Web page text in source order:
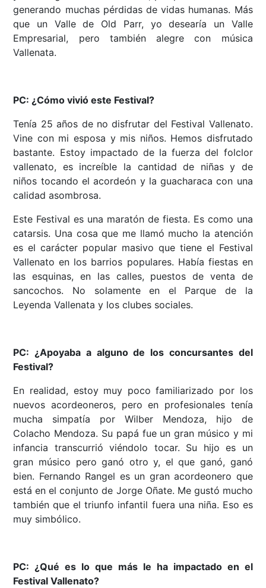
generando muchas pérdidas de vidas humanas. Más
que un Valle de Old Parr, yo desearía un Valle
Empresarial, pero también alegre con música
Vallenata.
PC: ¿Cómo vivió este Festival?
Tenía 25 años de no disfrutar del Festival Vallenato.
Vine con mi esposa y mis niños. Hemos disfrutado
bastante. Estoy impactado de la fuerza del folclor
vallenato, es increíble la cantidad de niñas y de
niños tocando el acordeón y la guacharaca con una
calidad asombrosa.
Este Festival es una maratón de fiesta. Es como una
catarsis. Una cosa que me llamó mucho la atención
es el carácter popular masivo que tiene el Festival
Vallenato en los barrios populares. Había fiestas en
las esquinas, en las calles, puestos de venta de
sancochos. No solamente en el Parque de la
Leyenda Vallenata y los clubes sociales.
PC: ¿Apoyaba a alguno de los concursantes del
Festival?
En realidad, estoy muy poco familiarizado por los
nuevos acordeoneros, pero en profesionales tenía
mucha simpatía por Wilber Mendoza, hijo de
Colacho Mendoza. Su papá fue un gran músico y mi
infancia transcurrió viéndolo tocar. Su hijo es un
gran músico pero ganó otro y, el que ganó, ganó
bien. Fernando Rangel es un gran acordeonero que
está en el conjunto de Jorge Oñate. Me gustó mucho
también que el triunfo infantil fuera una niña. Eso es
muy simbólico.
PC: ¿Qué es lo que más le ha impactado en el
Festival Vallenato?